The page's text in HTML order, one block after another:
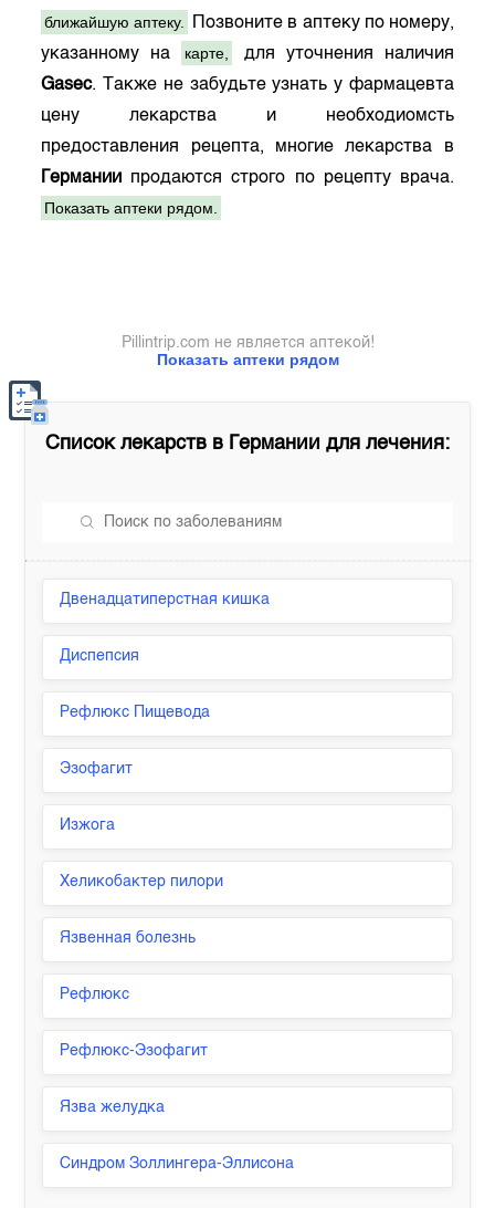
ближайшую аптеку.
Позвоните в аптеку по номеру,
указанному на
карте,
для уточнения наличия
Gasec. Также не забудьте узнать у фармацевта
цену лекарства и необходиомсть
предоставления рецепта, многие лекарства в
Германии продаются строго по рецепту врача.
Показать аптеки рядом.
Показать аптеки рядом
Pillintrip.com не является аптекой!
Список лекарств в Германии для лечения:
Двенадцатиперстная кишка
Диспепсия
Рефлюкс Пищевода
Эзофагит
Изжога
Хеликобактер пилори
Язвенная болезнь
Рефлюкс
Рефлюкс-Эзофагит
Язва желудка
Синдром Золлингера-Эллисона